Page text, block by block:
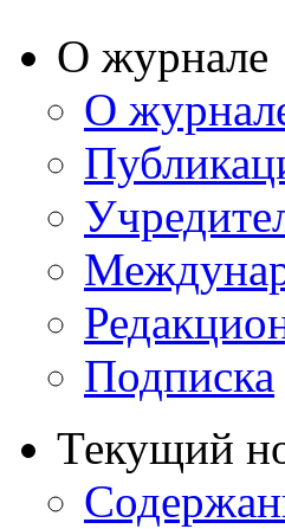
О журнале
О
Подписка
Текущий